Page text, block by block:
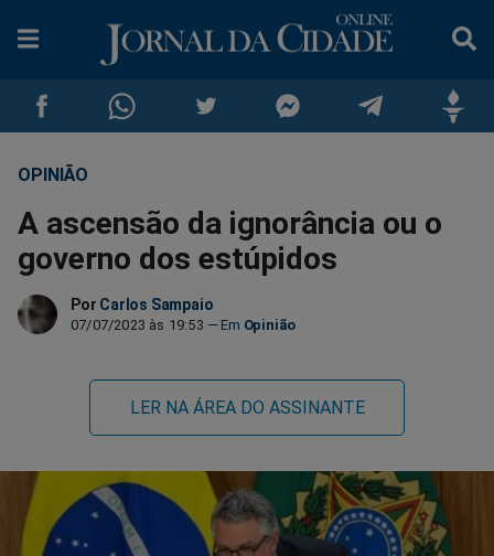
Compartilhar
no
Facebook
Compartilhar
no
Whatsapp
no
Twitter
no
no
no
OPINIÃO
A ascensão da ignorância ou o
governo dos estúpidos
Por Carlos Sampaio
07/07/2023 às 19:53 Opinião
LER NA ÁREA DO ASSINANTE